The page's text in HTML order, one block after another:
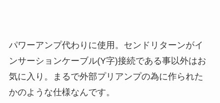
パワーアンプ代わりに使用。センドリターンがイ
ンサーションケーブル(Y字)接続である事以外はお
気に入り。まるで外部プリアンプの為に作られた
かのような仕様なんです。